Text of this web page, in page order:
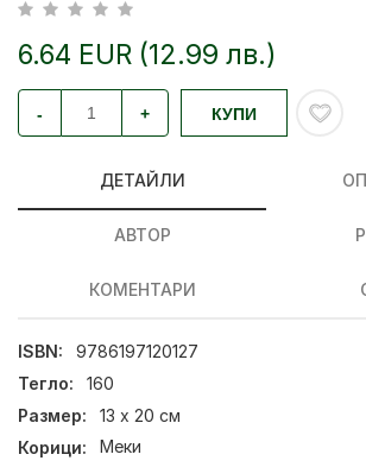
6.64 EUR (12.99 лв.)
- + КУПИ
ДЕТАЙЛИ
АВТОР
КОМЕНТАРИ
ISBN:
9786197120127
Тегло:
160
Размер:
13 х 20 см
Корици:
Меки